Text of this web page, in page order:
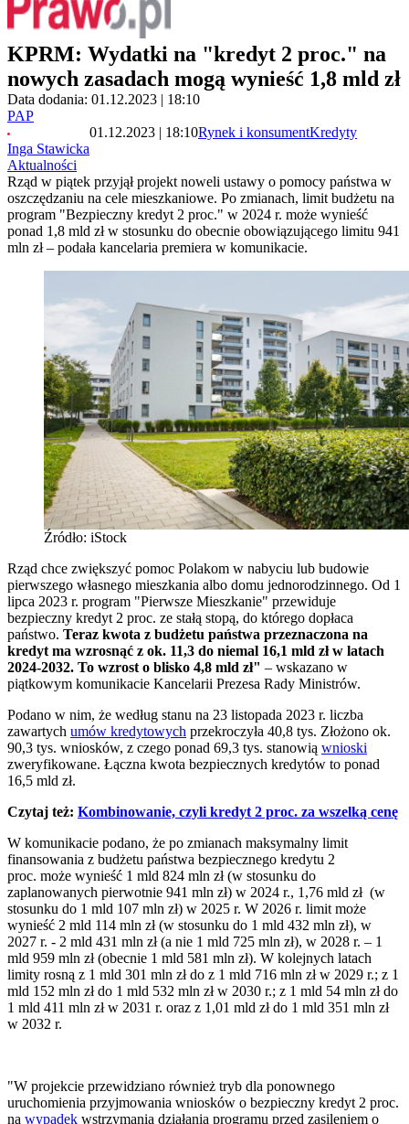
KPRM: Wydatki na "kredyt 2 proc." na
nowych zasadach mogą wynieść 1,8 mld zł
Data dodania: 01.12.2023 | 18:10
PAP
Inga Stawicka
01.12.2023 | 18:10Rynek i konsumentKredyty
Aktualności
Rząd w piątek przyjął projekt noweli ustawy o pomocy państwa w
oszczędzaniu na cele mieszkaniowe. Po zmianach, limit budżetu na
program "Bezpieczny kredyt 2 proc." w 2024 r. może wynieść
ponad 1,8 mld zł w stosunku do obecnie obowiązującego limitu 941
mln zł – podała kancelaria premiera w komunikacie.
Źródło: iStock
Rząd chce zwiększyć pomoc Polakom w nabyciu lub budowie
pierwszego własnego mieszkania albo domu jednorodzinnego. Od 1
lipca 2023 r. program "Pierwsze Mieszkanie" przewiduje
bezpieczny kredyt 2 proc. ze stałą stopą, do którego dopłaca
państwo. Teraz kwota z budżetu państwa przeznaczona na
kredyt ma wzrosnąć z ok. 11,3 do niemal 16,1 mld zł w latach
2024-2032. To wzrost o blisko 4,8 mld zł" – wskazano w
piątkowym komunikacie Kancelarii Prezesa Rady Ministrów.
Podano w nim, że według stanu na 23 listopada 2023 r. liczba
zawartych umów kredytowych przekroczyła 40,8 tys. Złożono ok.
90,3 tys. wniosków, z czego ponad 69,3 tys. stanowią wnioski
zweryfikowane. Łączna kwota bezpiecznych kredytów to ponad
16,5 mld zł.
Czytaj też: Kombinowanie, czyli kredyt 2 proc. za wszelką cenę
W komunikacie podano, że po zmianach maksymalny limit
finansowania z budżetu państwa bezpiecznego kredytu 2
proc. może wynieść 1 mld 824 mln zł (w stosunku do
zaplanowanych pierwotnie 941 mln zł) w 2024 r., 1,76 mld zł (w
stosunku do 1 mld 107 mln zł) w 2025 r. W 2026 r. limit może
wynieść 2 mld 114 mln zł (w stosunku do 1 mld 432 mln zł), w
2027 r. - 2 mld 431 mln zł (a nie 1 mld 725 mln zł), w 2028 r. – 1
mld 959 mln zł (obecnie 1 mld 581 mln zł). W kolejnych latach
limity rosną z 1 mld 301 mln zł do z 1 mld 716 mln zł w 2029 r.; z 1
mld 152 mln zł do 1 mld 532 mln zł w 2030 r.; z 1 mld 54 mln zł do
1 mld 411 mln zł w 2031 r. oraz z 1,01 mld zł do 1 mld 351 mln zł
w 2032 r.
"W projekcie przewidziano również tryb dla ponownego
uruchomienia przyjmowania wniosków o bezpieczny kredyt 2 proc.
na wypadek wstrzymania działania programu przed zasileniem o